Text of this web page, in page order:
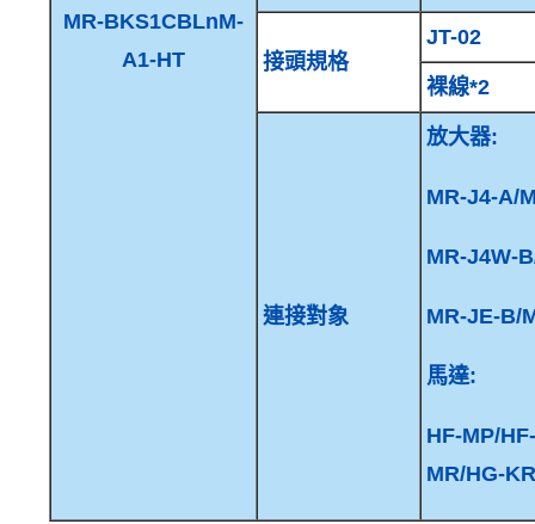
MR-BKS1CBLnM-
A1-HT
接頭規格
JT-02
裸線*2
連接對象
放大器:
MR-J4-A/
MR-J4W-
MR-JE-B/
馬達:
HF-MP/
MR/HG-KR